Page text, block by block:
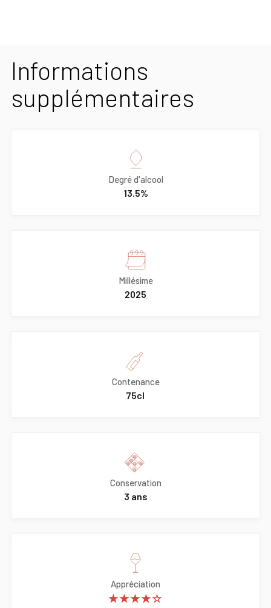
Informations
supplémentaires
Degré d'alcool
13.5%
Millésime
2025
Contenance
75cl
Conservation
3 ans
Appréciation
★★★★☆